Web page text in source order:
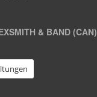
& BAND (CAN)